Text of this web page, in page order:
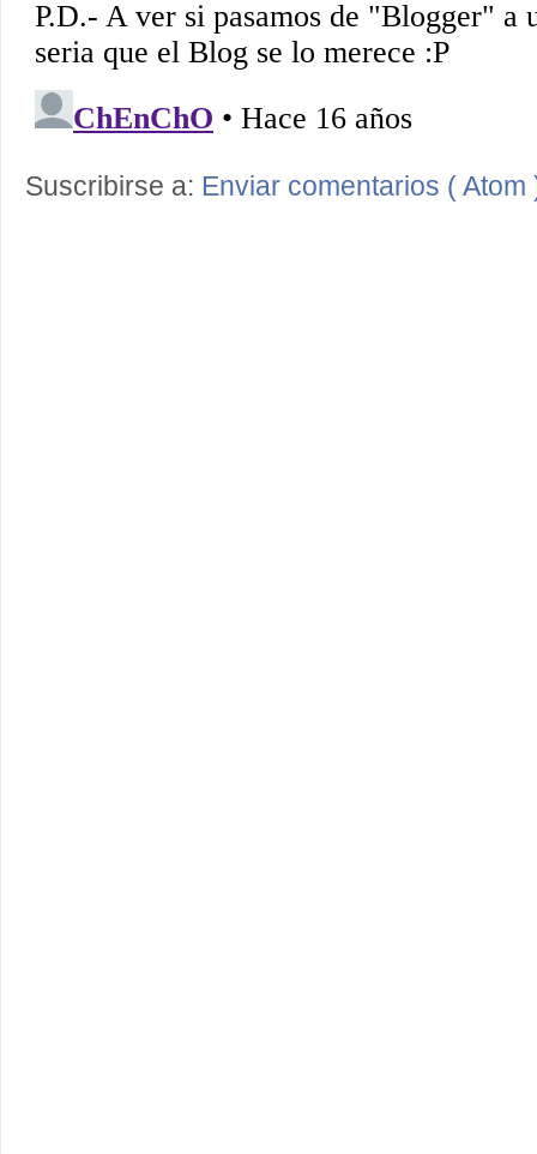
Suscribirse a: Enviar comentarios ( Atom